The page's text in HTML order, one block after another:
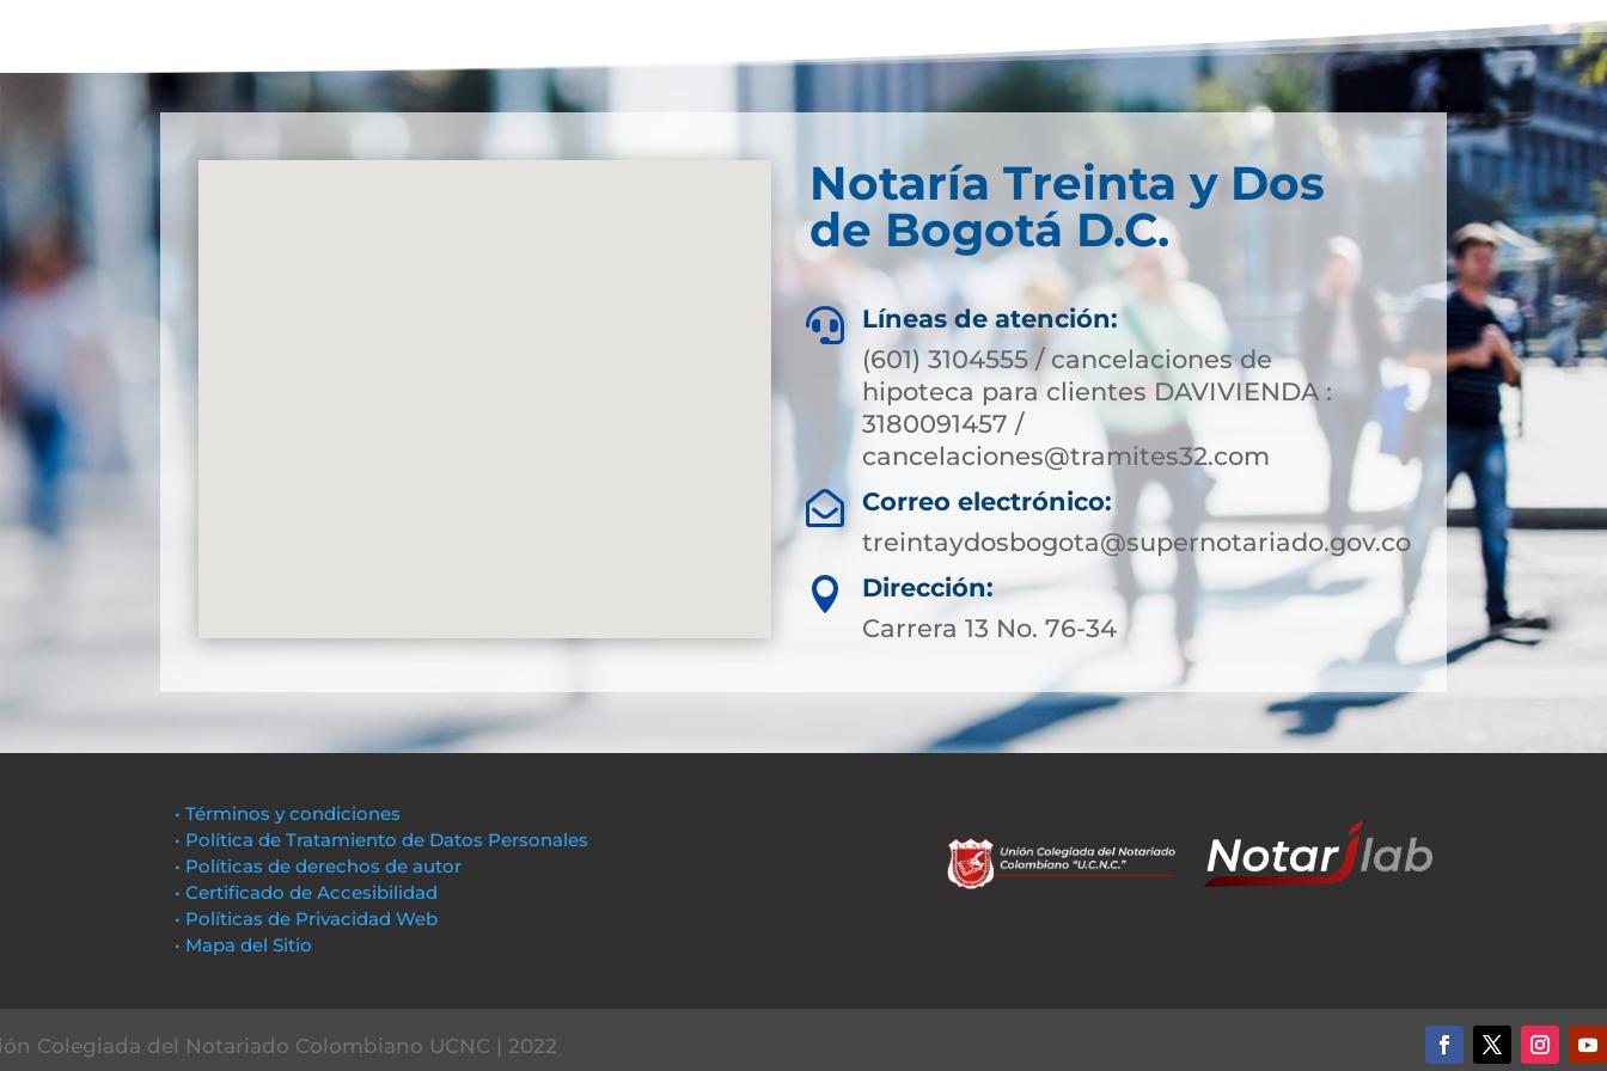
Notaría Treinta y Dos
de Bogotá D.C.

Líneas de atención:
(601) 3104555 / cancelaciones de
hipoteca para clientes DAVIVIENDA :
3180091457 /
cancelaciones@tramites32.com

Correo electrónico:
treintaydosbogota@supernotariado.gov.co

Dirección:
Carrera 13 No. 76-34
• Términos y condiciones
• Política de Tratamiento de Datos Personales
• Políticas de derechos de autor
• Certificado de Accesibilidad
• Políticas de Privacidad Web
• Mapa del Sitio
Colegiada del Notariado Colombiano UCNC | 2022